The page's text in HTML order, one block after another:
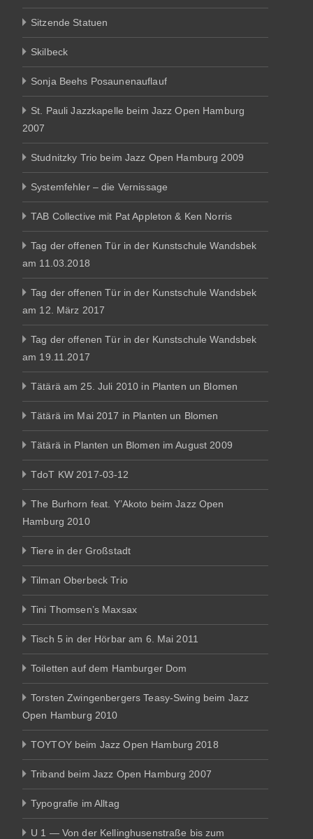
Sitzende Statuen
Skilbeck
Sonja Beehs Posaunenauflauf
St. Pauli Jazzkapelle beim Jazz Open Hamburg
2007
Studnitzky Trio beim Jazz Open Hamburg 2009
Systemfehler – die Vernissage
TAB Collective mit Pat Appleton & Ken Norris
Tag der offenen Tür in der Kunstschule Wandsbek
am 11.03.2018
Tag der offenen Tür in der Kunstschule Wandsbek
am 12. März 2017
Tag der offenen Tür in der Kunstschule Wandsbek
am 19.11.2017
Tätärä am 25. Juli 2010 in Planten un Blomen
Tätärä im Mai 2017 in Planten un Blomen
Tätärä in Planten un Blomen im August 2009
TdoT KW 2017-03-12
The Burhorn feat. Y’Akoto beim Jazz Open
Hamburg 2010
Tiere in der Großstadt
Tilman Oberbeck Trio
Tini Thomsen’s Maxsax
Tisch 5 in der Hörbar am 6. Mai 2011
Toiletten auf dem Hamburger Dom
Torsten Zwingenbergers Teasy-Swing beim Jazz
Open Hamburg 2010
TOYTOY beim Jazz Open Hamburg 2018
Triband beim Jazz Open Hamburg 2007
Typografie im Alltag
U 1 — Von der Kellinghusenstraße bis zum